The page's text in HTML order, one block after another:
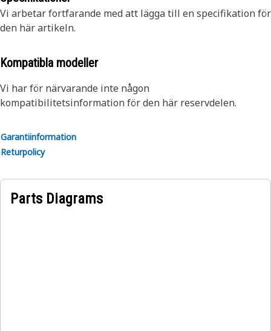
Vi arbetar fortfarande med att lägga till en specifikation för
den här artikeln.
Kompatibla modeller
Vi har för närvarande inte någon
kompatibilitetsinformation för den här reservdelen.
Garantiinformation
Returpolicy
Parts Diagrams